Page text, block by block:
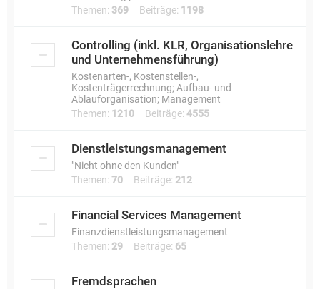
Themen: 369 Beiträge: 1198
Controlling (inkl. KLR, Organisationslehre
und Unternehmensführung)
Kostenarten-, Kostenstellen-,
Kostenträgerrechnung; Aufbau- und
Ablauforganisation; Management
Themen: 1210 Beiträge: 4555
Dienstleistungsmanagement
"Nicht ohne den Kunden"
Themen: 70 Beiträge: 212
Financial Services Management
Finanzdienstleistungsmanagement
Themen: 29 Beiträge: 65
Fremdsprachen